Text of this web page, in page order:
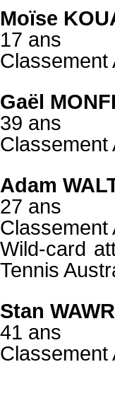
Moïse
17 ans
Classement
Gaël
39 ans
Classement
Adam
27 ans
Classement
Wild-card
Tennis
Stan
41 ans
Classement